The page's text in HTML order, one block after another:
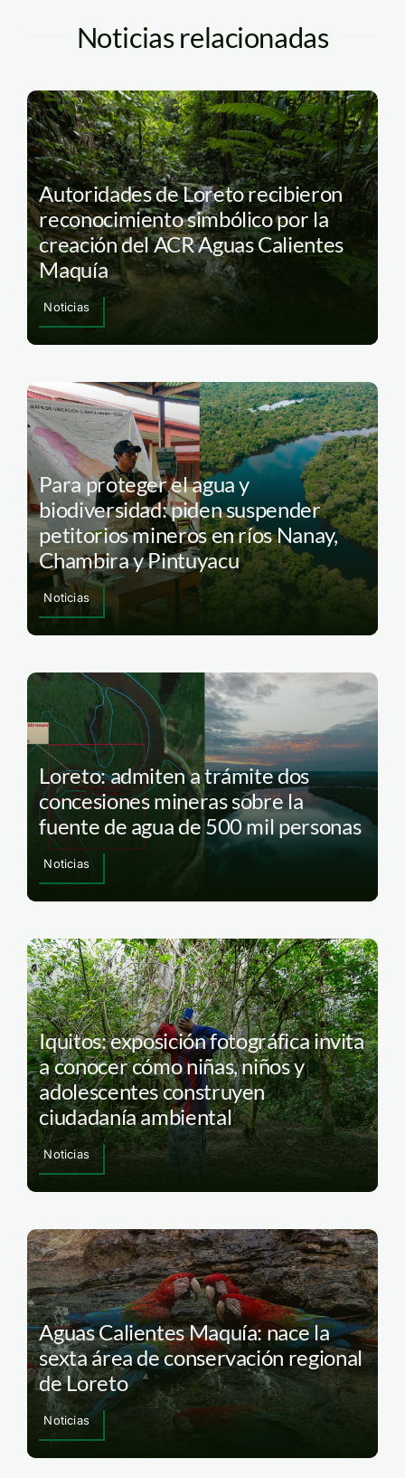
Noticias relacionadas
Autoridades de Loreto recibieron
reconocimiento simbólico por la
creación del ACR Aguas Calientes
Maquía
Noticias
Para proteger el agua y
biodiversidad: piden suspender
petitorios mineros en ríos Nanay,
Chambira y Pintuyacu
Noticias
Loreto: admiten a trámite dos
concesiones mineras sobre la
fuente de agua de 500 mil personas
Noticias
Iquitos: exposición fotográfica invita
a conocer cómo niñas, niños y
adolescentes construyen
ciudadanía ambiental
Noticias
Aguas Calientes Maquía: nace la
sexta área de conservación regional
de Loreto
Noticias